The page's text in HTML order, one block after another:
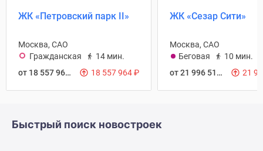
ЖК «Петровский парк II»
Москва, САО
Гражданская
14 мин.
от 18 557 964
18 557 964₽
ЖК «Сезар Сити»
Москва, САО
Беговая
10 мин.
от 21 996 512
21
Быстрый поиск новостроек